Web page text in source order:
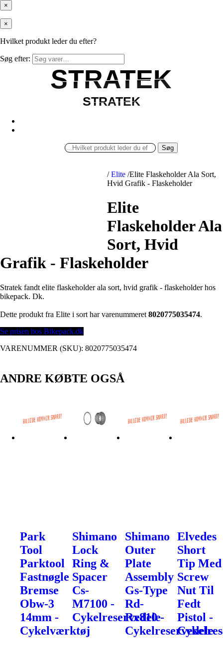
×
×
Hvilket produkt leder du efter?
Søg efter:
STRATEK
STRATEK
STRATEK
STRATEK
Søg
/ Elite /Elite Flaskeholder Ala Sort,
Hvid Grafik - Flaskeholder
Elite
Flaskeholder Ala
Sort, Hvid
Grafik - Flaskeholder
Stratek fandt elite flaskeholder ala sort, hvid grafik - flaskeholder hos
bikepack. Dk.
Dette produkt fra Elite i sort har varenummeret 8020775035474.
Se prisen hos Bikepack.dk
VARENUMMER (SKU): 8020775035474
ANDRE KØBTE OGSÅ
Park
Tool
Parktool
Fastnøgle
Bremse
Obw-3
14mm -
Cykelværktøj
Shimano
Lock
Ring &
Spacer
Cs-
M7100 -
Cykelreservedele
Shimano
Outer
Plate
Assembly
Gs-Type
Rd-
Rx810 -
Cykelreservedele
Elvedes
Short
Tip Med
Screw
Nut Til
Fedt
Pistol -